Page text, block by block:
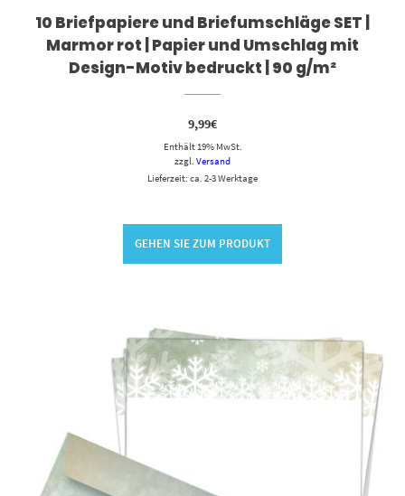
10 Briefpapiere und Briefumschläge SET |
Marmor rot | Papier und Umschlag mit
Design-Motiv bedruckt | 90 g/m²
9,99€
Enthält 19% MwSt.
zzgl. Versand
Lieferzeit: ca. 2-3 Werktage
GEHEN SIE ZUM PRODUKT